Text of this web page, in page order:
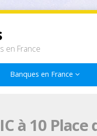
en France
Banques en France
à 10